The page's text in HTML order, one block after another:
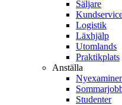
Säljare
Logistik
Läxhjälp
Utomlands
Praktikplats
Anställa
Studenter